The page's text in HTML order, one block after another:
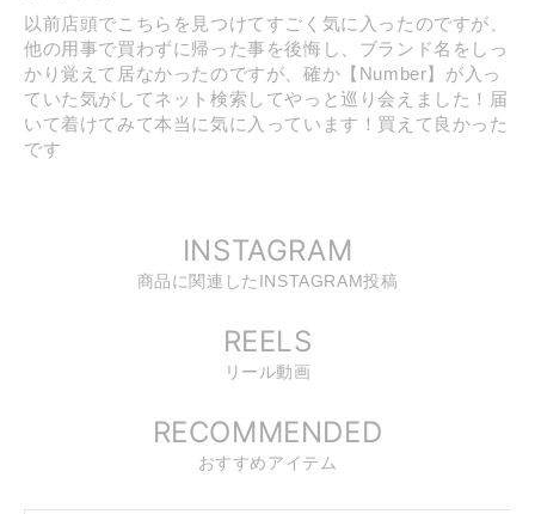
以前店頭でこちらを見つけてすごく気に入ったのですが、
他の用事で買わずに帰った事を後悔し、ブランド名をしっ
かり覚えて居なかったのですが、確か【Number】が入っ
ていた気がしてネット検索してやっと巡り会えました！届
いて着けてみて本当に気に入っています！買えて良かった
です
INSTAGRAM
商品に関連したINSTAGRAM投稿
REELS
リール動画
RECOMMENDED
おすすめアイテム